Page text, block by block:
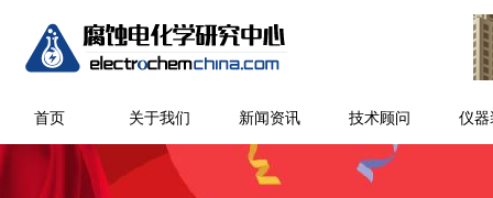
首页 关于我们 新闻资讯 技术顾问 仪器